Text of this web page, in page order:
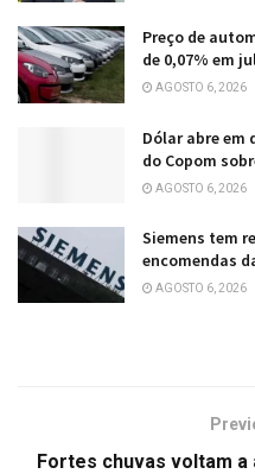
Preço de
de 0,07% em
AGOSTO 6, 2026
Dólar abre em
do Copom
AGOSTO 6, 2026
Siemens tem
encomendas
AGOSTO 6, 2026
Fortes chuvas voltam a